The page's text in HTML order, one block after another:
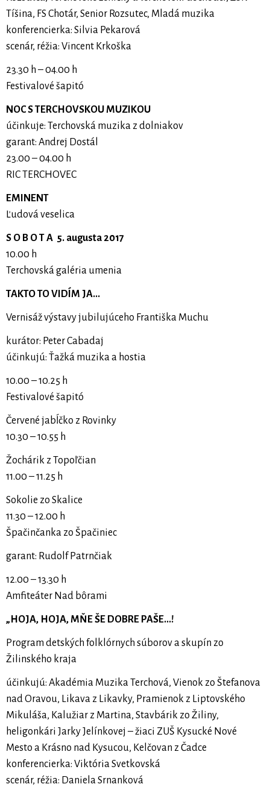
Tíšina, FS Chotár, Senior Rozsutec, Mladá muzika
konferencierka: Silvia Pekarová
scenár, réžia: Vincent Krkoška
23.30 h – 04.00 h
Festivalové šapitó
NOC S TERCHOVSKOU MUZIKOU
účinkuje: Terchovská muzika z dolniakov
garant: Andrej Dostál
23.00 – 04.00 h
RIC TERCHOVEC
EMINENT
Ľudová veselica
S O B O T A 5. augusta 2017
10.00 h
Terchovská galéria umenia
TAKTO TO VIDÍM JA...
Vernisáž výstavy jubilujúceho Františka Muchu
kurátor: Peter Cabadaj
účinkujú: Ťažká muzika a hostia
10.00 – 10.25 h
Festivalové šapitó
Červené jabĺčko z Rovinky
10.30 – 10.55 h
Žochárik z Topoľčian
11.00 – 11.25 h
Sokolie zo Skalice
11.30 – 12.00 h
Špačinčanka zo Špačiniec
garant: Rudolf Patrnčiak
12.00 – 13.30 h
Amfiteáter Nad bôrami
„HOJA, HOJA, MŇE ŠE DOBRE PAŠE...!
Program detských folklórnych súborov a skupín zo
Žilinského kraja
účinkujú: Akadémia Muzika Terchová, Vienok zo Štefanova
nad Oravou, Likava z Likavky, Pramienok z Liptovského
Mikuláša, Kalužiar z Martina, Stavbárik zo Žiliny,
heligonkári Jarky Jelínkovej – žiaci ZUŠ Kysucké Nové
Mesto a Krásno nad Kysucou, Kelčovan z Čadce
konferencierka: Viktória Svetkovská
scenár, réžia: Daniela Srnanková